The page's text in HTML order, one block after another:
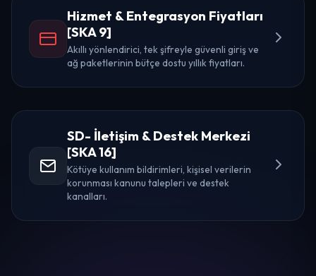
Hizmet & Entegrasyon Fiyatları
[SKA 9]
Akıllı yönlendirici, tek şifreyle güvenli giriş ve
ağ paketlerinin bütçe dostu yıllık fiyatları.
SD- İletişim & Destek Merkezi
[SKA 16]
Kötüye kullanım bildirimleri, kişisel verilerin
korunması kanunu talepleri ve destek
kanalları.